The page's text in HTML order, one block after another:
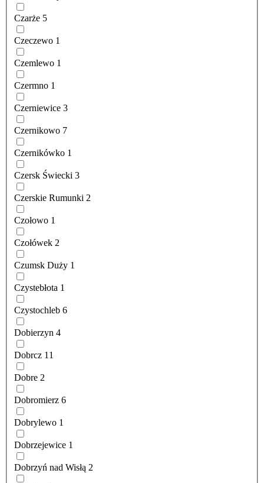
Czarże 5
Czeczewo 1
Czemlewo 1
Czermno 1
Czerniewice 3
Czernikowo 7
Czernikówko 1
Czersk Świecki 3
Czerskie Rumunki 2
Czołowo 1
Czołówek 2
Czumsk Duży 1
Czystebłota 1
Czystochleb 6
Dobierzyn 4
Dobrcz 11
Dobre 2
Dobromierz 6
Dobrylewo 1
Dobrzejewice 1
Dobrzyń nad Wisłą 2